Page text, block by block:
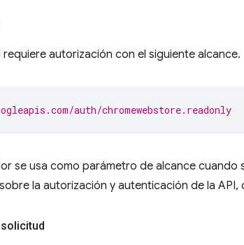
requiere autorización con el siguiente alcance.
auth/chromewebstore.readonly
se usa como parámetro de alcance
la autorización y autenticación de la API,